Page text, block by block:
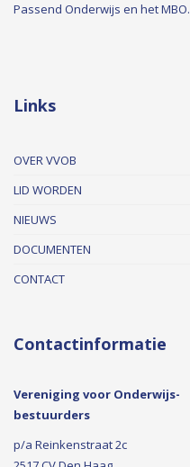
Passend Onderwijs en het MBO.
Links
OVER VVOB
LID WORDEN
NIEUWS
DOCUMENTEN
CONTACT
Contactinformatie
Vereniging voor Onderwijs-
bestuurders
p/a Reinkenstraat 2c